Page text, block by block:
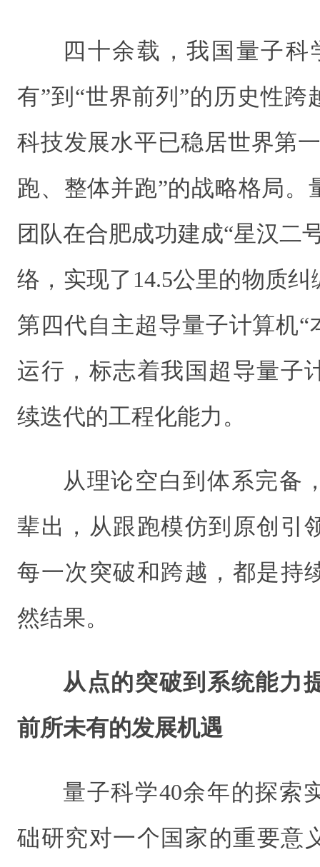
四十余载，我国量子
有”到“世界前列”的历史性跨
科技发展水平已稳居世界第
跑、整体并跑”的战略格局。
团队在合肥成功建成“星汉二
络，实现了14.5公里的物质
第四代自主超导量子计算机
运行，标志着我国超导量子
续迭代的工程化能力。
从理论空白到体系完备
辈出，从跟跑模仿到原创引
每一次突破和跨越，都是持
然结果。
从点的突破到系统能力
前所未有的发展机遇
量子科学40余年的探索
础研究对一个国家的重要